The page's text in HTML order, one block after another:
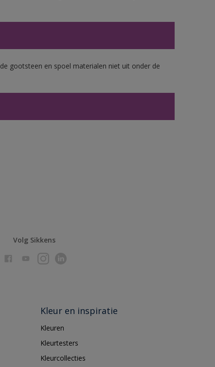
gootsteen en spoel materialen niet uit onder de
Volg Sikkens
Kleur en inspiratie
Kleuren
Kleurtesters
Kleurcollecties